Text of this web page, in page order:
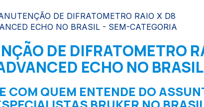
DE DIFRATOMETRO
ECHO NO BRASIL
COM QUEM ENTENDE DO